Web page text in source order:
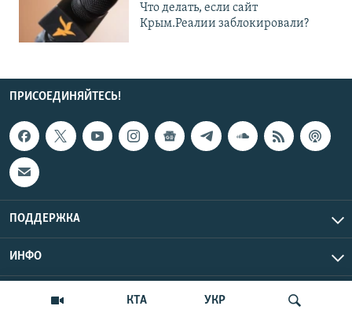
КТА УКР
Что делать, если сайт
Крым.Реалии заблокировали?
ПРИСОЕДИНЯЙТЕСЬ!
ПОДДЕРЖКА
ИНФО
Copyright Крым.Реалии, 2026 | Все права защищены.
UTC+3